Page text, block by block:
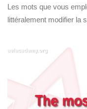
Les mots que vous
littéralement modifier la